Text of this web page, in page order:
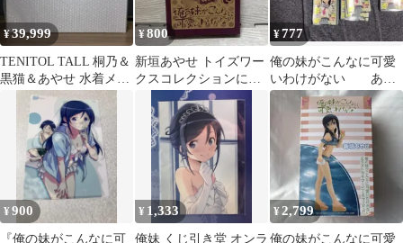
¥39,999
TENITOL TALL 桐乃＆
黒猫＆あやせ 水着メイ
ドver. 3体セット
¥800
新垣あやせ トイズワー
クスコレクションにい
¥777
俺の妹がこんなに可愛
いわけがない あや
せスリーブ65枚
¥900
『俺の妹がこんなに可
¥ 1,333
俺妹 くじ引き堂 オンラ
¥2,799
俺の妹がこんなに可愛